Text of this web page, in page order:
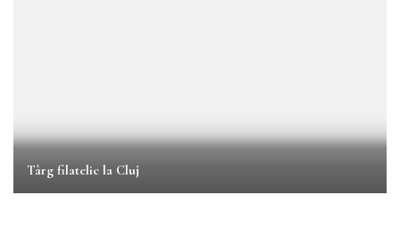
Târg filatelic la Cluj